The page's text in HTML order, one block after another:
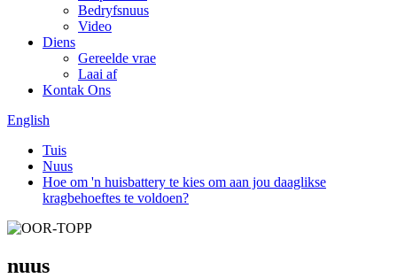
Bedryfsnuus
Video
Diens
Gereelde vrae
Laai af
Kontak Ons
English
Tuis
Nuus
Hoe om 'n huisbattery te kies om aan jou daaglikse
kragbehoeftes te voldoen?
nuus